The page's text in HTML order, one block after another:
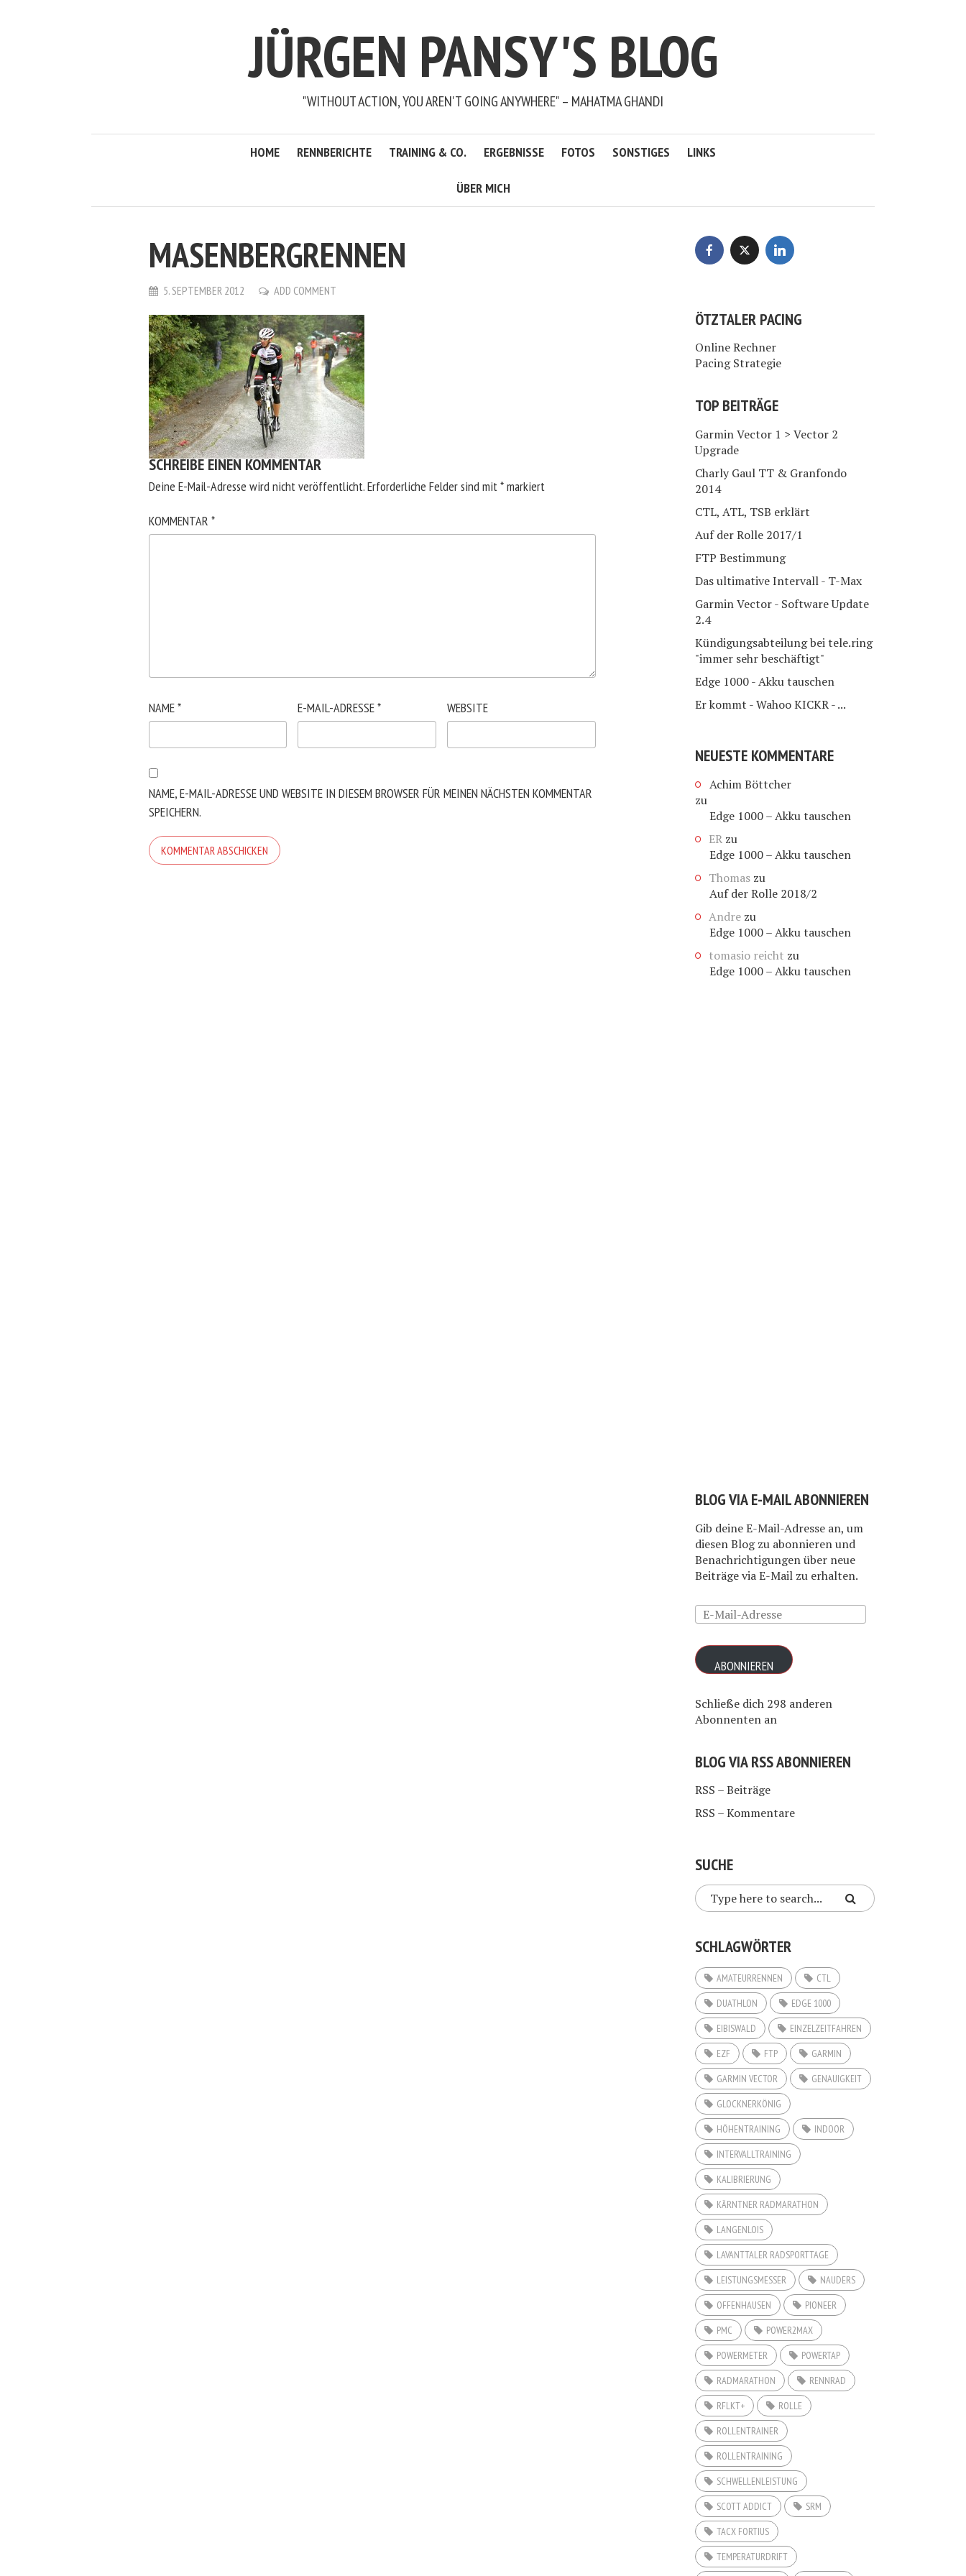
JÜRGEN PANSY'S BLOG
"WITHOUT ACTION, YOU AREN'T GOING ANYWHERE" – MAHATMA GHANDI
HOME RENNBERICHTE TRAINING & CO. ERGEBNISSE FOTOS SONSTIGES LINKS
ÜBER MICH
MASENBERGRENNEN
5. SEPTEMBER 2012 ADD COMMENT
SCHREIBE EINEN KOMMENTAR
Deine E-Mail-Adresse wird nicht veröffentlicht.Erforderliche Felder sind mit*markiert
KOMMENTAR *
NAME* E-MAIL-ADRESSE* WEBSITE
NAME, E-MAIL-ADRESSE UND WEBSITE IN DIESEM BROWSER FÜR MEINEN NÄCHSTEN KOMMENTAR
SPEICHERN.
ÖTZTALER PACING
Online Rechner
Pacing Strategie
TOP BEITRÄGE
Garmin Vector 1 > Vector 2
Upgrade
Charly Gaul TT & Granfondo
2014
CTL, ATL, TSB erklärt
Auf der Rolle 2017/1
FTP Bestimmung
Das ultimative Intervall - T-Max
Garmin Vector - Software Update
2.4
Kündigungsabteilung bei tele.ring
"immer sehr beschäftigt"
Edge 1000 - Akku tauschen
Er kommt - Wahoo KICKR - ...
NEUESTE KOMMENTARE
Achim Böttcher
zu
Edge 1000 – Akku tauschen
ER zu
Edge 1000 – Akku tauschen
Thomas zu
Auf der Rolle 2018/2
Andre zu
Edge 1000 – Akku tauschen
tomasio reicht zu
Edge 1000 – Akku tauschen
BLOG VIA E-MAIL ABONNIEREN
Gib deine E-Mail-Adresse an, um
diesen Blog zu abonnieren und
Benachrichtigungen über neue
Beiträge via E-Mail zu erhalten.
E-
Mail-
Adresse
ABONNIEREN
Schließe dich 298 anderen
Abonnenten an
BLOG VIA RSS ABONNIEREN
RSS – Beiträge
RSS – Kommentare
SUCHE
SCHLAGWÖRTER
AMATEURRENNEN
CTL
DUATHLON
EDGE 1000
EIBISWALD
EINZELZEITFAHREN
EZF
FTP
GARMIN
GARMIN VECTOR
GENAUIGKEIT
GLOCKNERKÖNIG
HÖHENTRAINING
INDOOR
INTERVALLTRAINING
KALIBRIERUNG
KÄRNTNER RADMARATHON
LANGENLOIS
LAVANTTALER RADSPORTTAGE
LEISTUNGSMESSER
NAUDERS
OFFENHAUSEN
PIONEER
PMC
POWER2MAX
POWERMETER
POWERTAP
RADMARATHON
RENNRAD
RFLKT+
ROLLE
ROLLENTRAINER
ROLLENTRAINING
SCHWELLENLEISTUNG
SCOTT ADDICT
SRM
TACX FORTIUS
TEMPERATURDRIFT